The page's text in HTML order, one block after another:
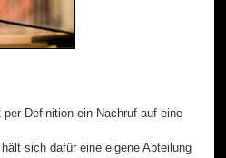
per Definition ein Nachruf auf eine
sich dafür eine eigene Abteilung